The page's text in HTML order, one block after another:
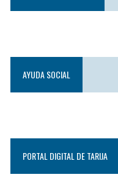
AYUDA SOCIAL
PORTAL DIGITAL DE TARIJA